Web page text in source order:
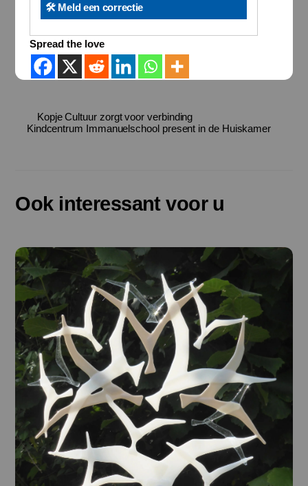
🛠️ Meld een correctie
Spread the love
Kopje Cultuur zorgt voor verbinding
Kindcentrum Immanuelschool present in de Huiskamer
Ook interessant voor u